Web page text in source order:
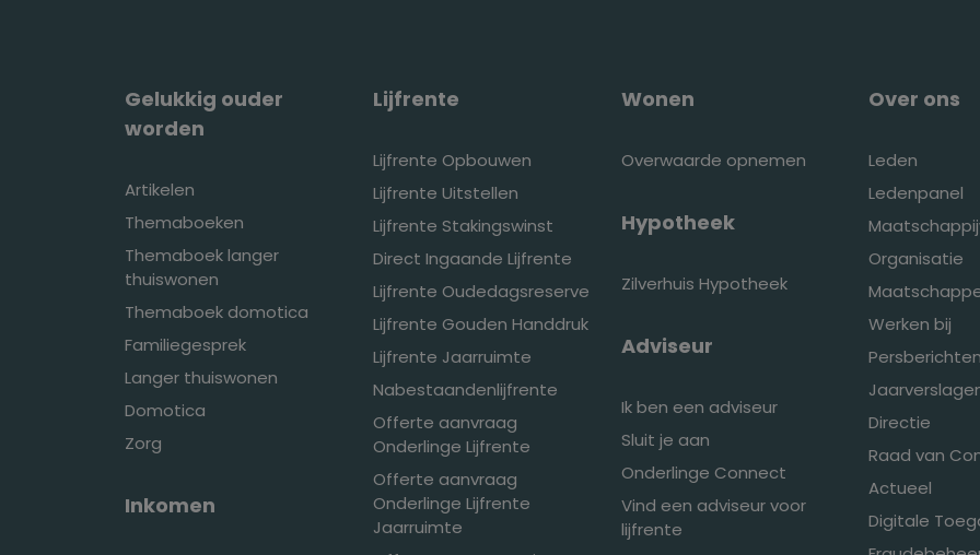
Gelukkig ouder
worden
Artikelen
Themaboeken
Themaboek langer
thuiswonen
Themaboek domotica
Familiegesprek
Langer thuiswonen
Domotica
Zorg
Inkomen
Lijfrente
Lijfrente Opbouwen
Lijfrente Uitstellen
Lijfrente Stakingswinst
Direct Ingaande Lijfrente
Lijfrente Oudedagsreserve
Lijfrente Gouden Handdruk
Lijfrente Jaarruimte
Nabestaandenlijfrente
Offerte aanvraag
Onderlinge Lijfrente
Offerte aanvraag
Onderlinge Lijfrente
Jaarruimte
Wonen
Overwaarde opnemen
Hypotheek
Zilverhuis Hypotheek
Adviseur
Ik ben een adviseur
Sluit je aan
Onderlinge Connect
Vind een adviseur voor
lijfrente
Over ons
Leden
Ledenpanel
Organisatie
Werken bij
Directie
Raad van
Actueel
Digitale